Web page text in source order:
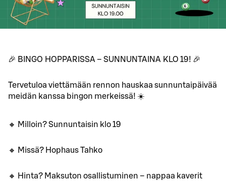
🎉 BINGO HOPPARISSA – SUNNUNTAINA KLO 19! 🎉
Tervetuloa viettämään rennon hauskaa sunnuntaipäivää
meidän kanssa bingon merkeissä! ☀️
🔸 Milloin? Sunnuntaisin klo 19
🔸 Missä? Hophaus Tahko
🔸 Hinta? Maksuton osallistuminen – nappaa kaverit